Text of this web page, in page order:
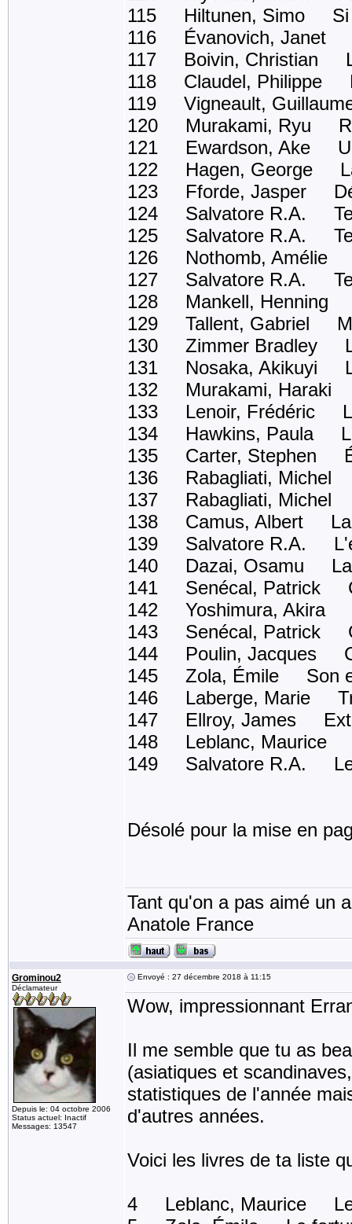
115 Hiltunen, Simo Si
116 Évanovich, Janet
117 Boivin, Christian
118 Claudel, Philippe
119 Vigneault,
120 Murakami, Ryu
121 Ewardson, Ake
122 Hagen, George La
123 Fforde, Jasper
124 Salvatore R.A.
125 Salvatore R.A.
126 Nothomb, Amélie
127 Salvatore R.A.
128 Mankell, Henning
129 Tallent, Gabriel My
130 Zimmer Bradley
131 Nosaka, Akikuyi
132 Murakami, Haraki
133 Lenoir, Frédéric
134 Hawkins, Paula
135 Carter, Stephen
136 Rabagliati, Michel
137 Rabagliati, Michel
138 Camus, Albert La
139 Salvatore R.A.
140 Dazai, Osamu La
141 Senécal, Patrick
142 Yoshimura, Akira
143 Senécal, Patrick
144 Poulin, Jacques
145 Zola, Émile Son
146 Laberge, Marie
147 Ellroy, James
148 Leblanc, Maurice
149 Salvatore R.A. Le
Désolé pour la mise en
Tant qu'on a pas aimé un
Anatole France
Grominou2
Déclamateur
Depuis le: 04 octobre 2006
Status actuel: Inactif
Messages: 13547
Envoyé : 27 décembre 2018 à 11:15
Wow, impressionnant
Il me semble que tu as
(asiatiques et
statistiques de l'année
d'autres années.
Voici les livres de ta liste
4 Leblanc, Maurice Le